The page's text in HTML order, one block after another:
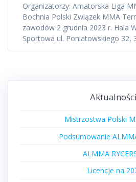
Organizatorzy: Amatorska Liga
Bochnia Polski Związek MMA
zawodów 2 grudnia 2023 r. Hala
Sportowa ul. Poniatowskiego 32,
Mistrzostwa Polski
Podsumowanie
ALMMA
Licencje na